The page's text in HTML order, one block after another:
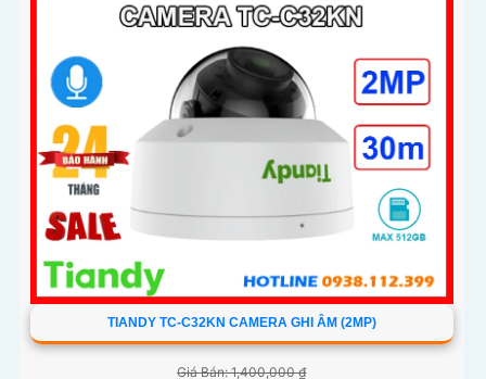
TIANDY TC-C32KN CAMERA GHI ÂM (2MP)
Giá Bán: 1,400,000 ₫